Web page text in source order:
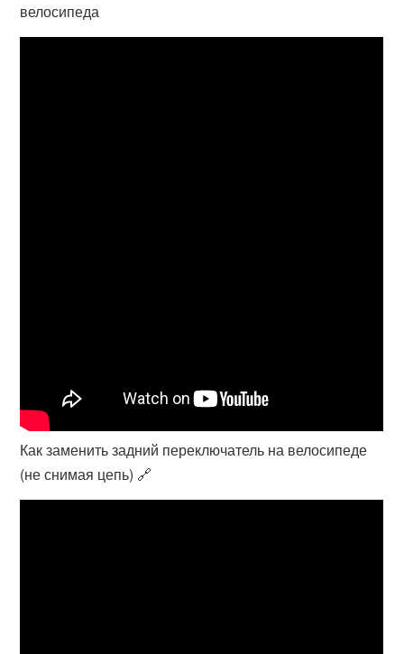
велосипеда
Как заменить задний переключатель на велосипеде
(не снимая цепь) 🔗